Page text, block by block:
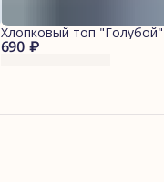
690 ₽
Хлопковый топ "Голубой"